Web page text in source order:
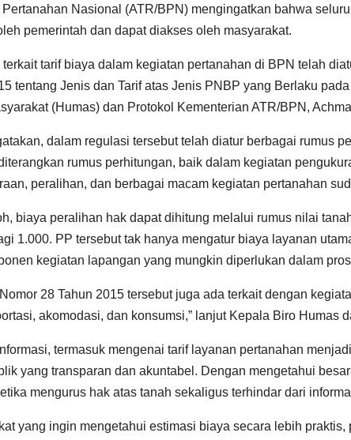
Nasional (ATR/BPN) mengingatkan bahwa
pemerintah dan dapat diakses oleh masyarakat.
terkait tarif biaya dalam kegiatan pertanahan di BPN telah
tentang Jenis dan Tarif atas Jenis PNBP yang Berlaku
(Humas) dan Protokol Kementerian ATR/BPN,
dalam regulasi tersebut telah diatur berbagai rumus
rumus perhitungan, baik dalam kegiatan
peralihan, dan berbagai macam kegiatan pertanahan
biaya peralihan hak dapat dihitung melalui rumus nilai
1.000. PP tersebut tak hanya mengatur biaya layanan
kegiatan lapangan yang mungkin diperlukan dalam
28 Tahun 2015 tersebut juga ada terkait dengan
akomodasi, dan konsumsi,” lanjut Kepala Biro Humas
termasuk mengenai tarif layanan pertanahan
yang transparan dan akuntabel. Dengan mengetahui
mengurus hak atas tanah sekaligus terhindar dari
yang ingin mengetahui estimasi biaya secara lebih